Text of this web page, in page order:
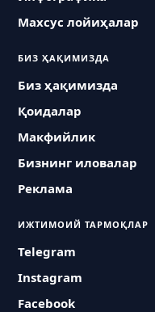
Махсус лойиҳалар
БИЗ ҲАҚИМИЗДА
Биз ҳақимизда
Қоидалар
Макфийлик
Бизнинг иловалар
Реклама
ИЖТИМОИЙ ТАРМОҚЛАР
Telegram
Instagram
Facebook